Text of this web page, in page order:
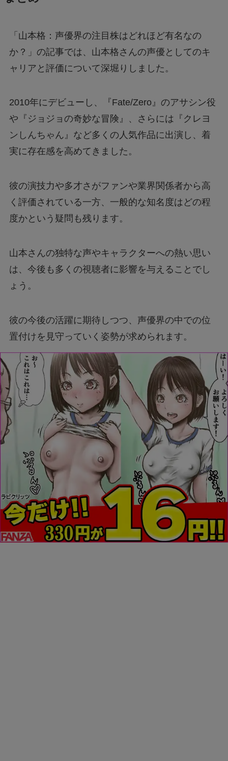
「山本格：声優界の注目株はどれほど有名なの
か？」の記事では、山本格さんの声優としてのキ
ャリアと評価について深堀りしました。
2010年にデビューし、『Fate/Zero』のアサシン役
や『ジョジョの奇妙な冒険』、さらには『クレヨ
ンしんちゃん』など多くの人気作品に出演し、着
実に存在感を高めてきました。
彼の演技力や多才さがファンや業界関係者から高
く評価されている一方、一般的な知名度はどの程
度かという疑問も残ります。
山本さんの独特な声やキャラクターへの熱い思い
は、今後も多くの視聴者に影響を与えることでし
ょう。
彼の今後の活躍に期待しつつ、声優界の中での位
置付けを見守っていく姿勢が求められます。